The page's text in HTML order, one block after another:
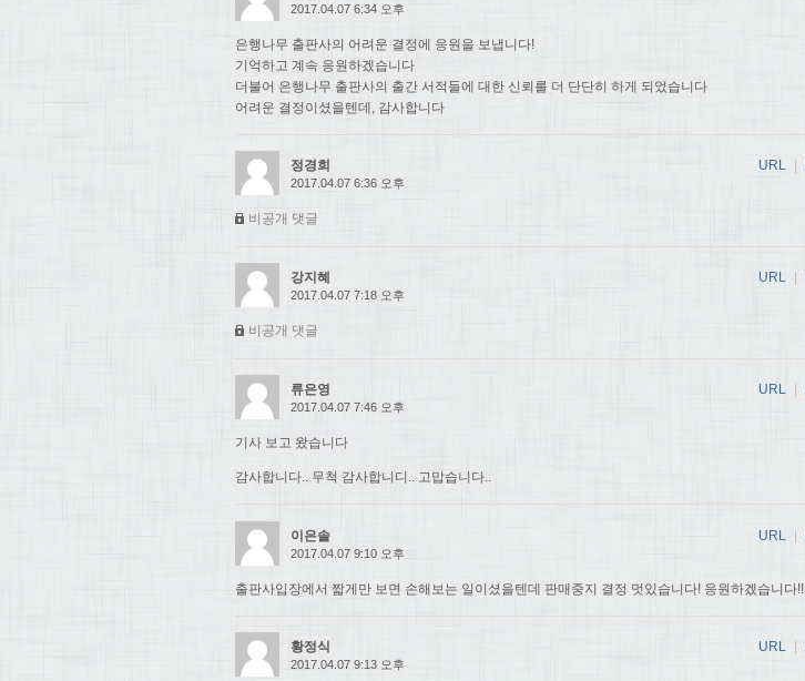
2017.04.07 6:34 오후
은행나무 출판사의 어려운 결정에 응원을 보냅니다!
기억하고 계속 응원하겠습니다
더불어 은행나무 출판사의 출간 서적들에 대한 신뢰를 더 단단히 하게 되었습니다
어려운 결정이셨을텐데, 감사합니다
정경희
2017.04.07 6:36 오후
비공개 댓글
URL
강지혜
2017.04.07 7:18 오후
비공개 댓글
URL
류은영
2017.04.07 7:46 오후
기사 보고 왔습니다
감사합니다.. 무척 감사합니디.. 고맙습니다..
URL
이은솔
2017.04.07 9:10 오후
출판사입장에서 짧게만 보면 손해보는 일이셨을텐데 판매중지 결정 멋있습니다! 응원하겠습니다!!
URL |
황정식
2017.04.07 9:13 오후
URL